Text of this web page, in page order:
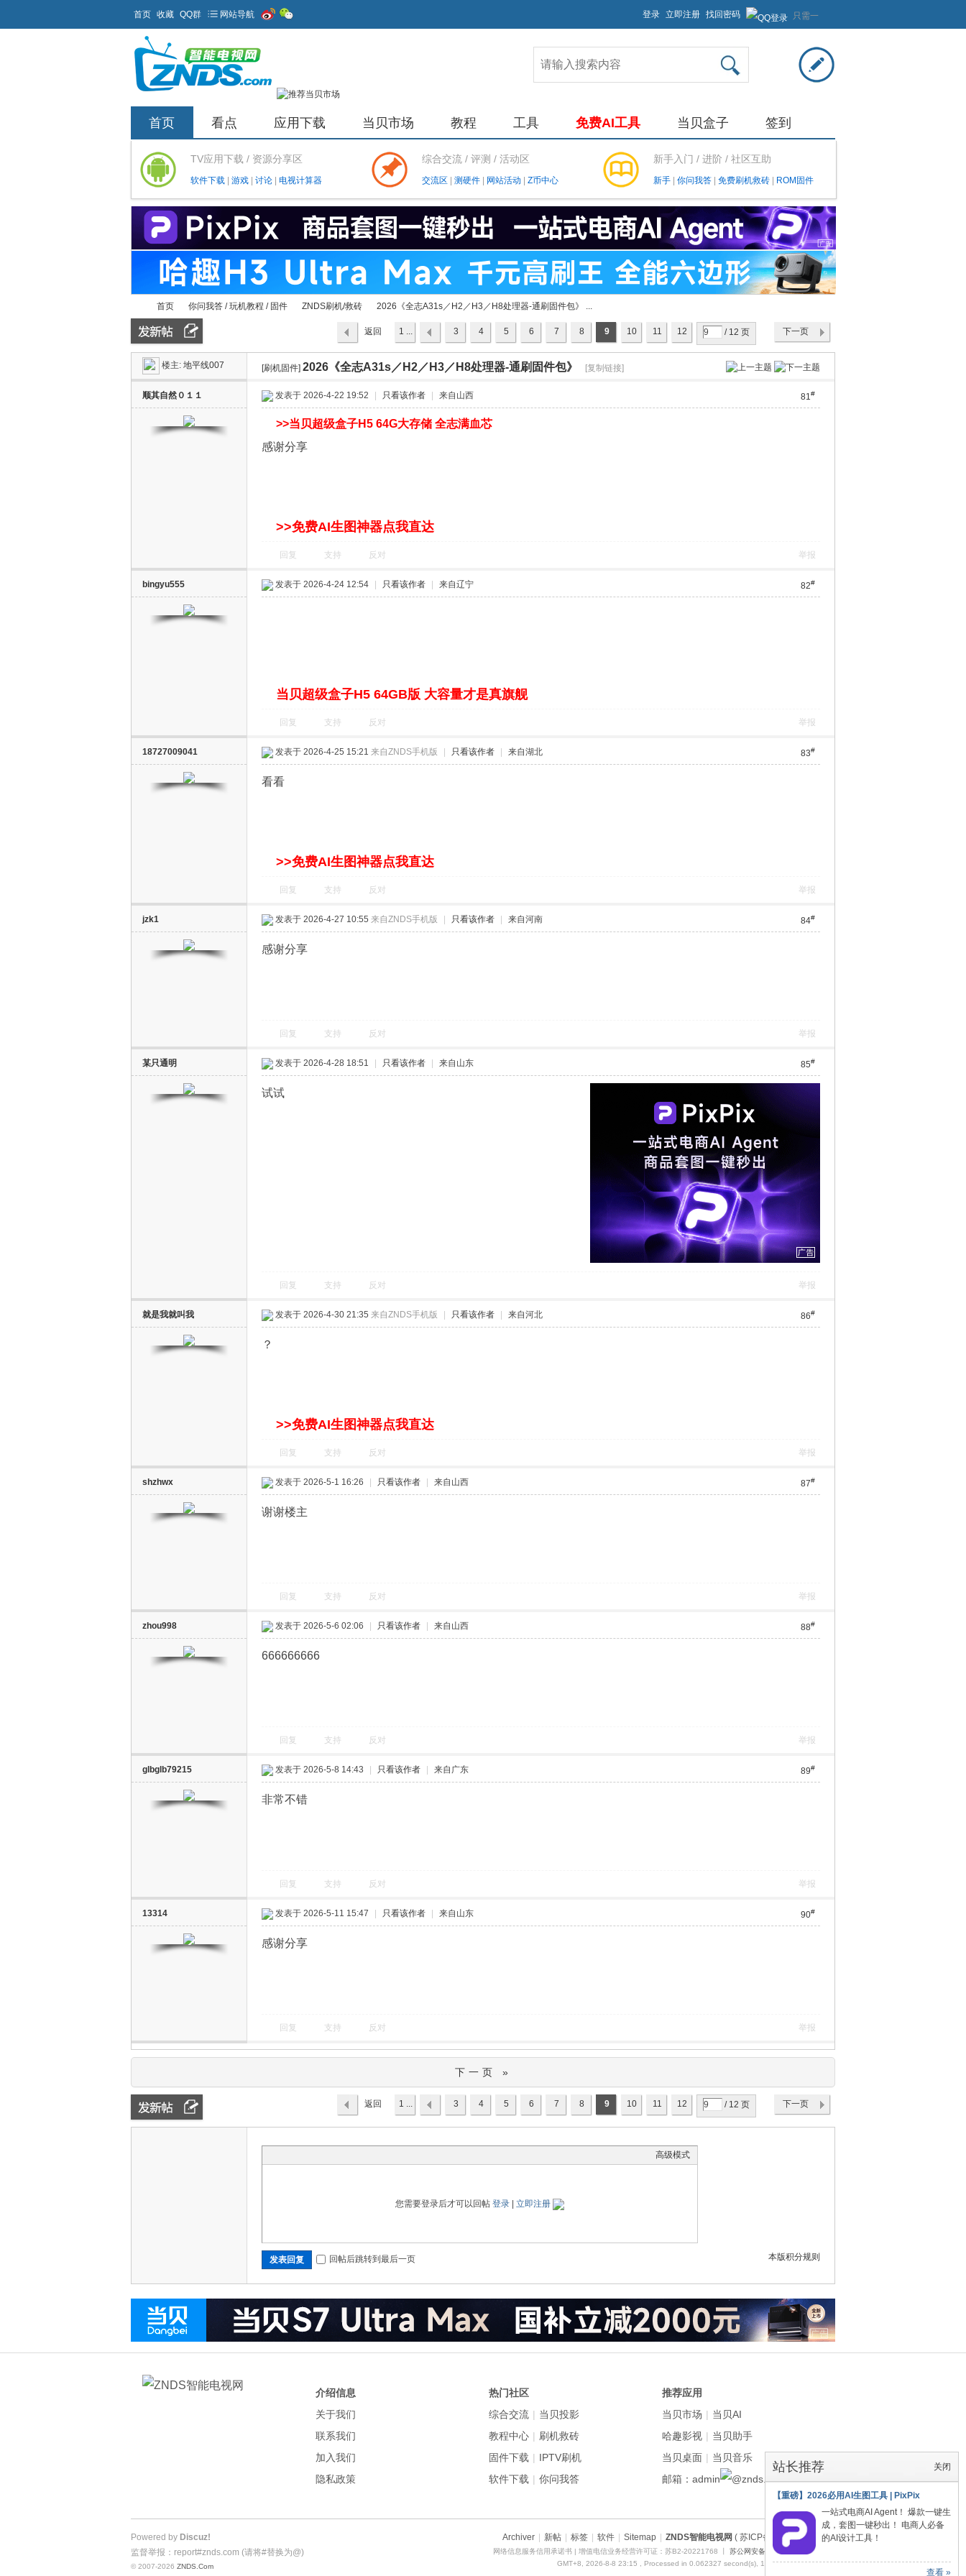
首页 收藏 QQ群 网站导航 只需一
步，快
速开始
登录 立即注册 找回密码
首页 看点 应用下载 当贝市场 教程 工具 免费AI工具 当贝盒子 签到
TV应用下载 / 资源分享区
软件下载 游戏 讨论 电视计算器
综合交流 / 评测 / 活动区
交流区 测硬件 网站活动 Z币中心
新手入门 / 进阶 / 社区互助
新手 你问我答 免费刷机救砖 ROM固件
»
首页
›
你问我答 / 玩机教程 / 固件
›
ZNDS刷机/救砖
›
2026《全志A31s／H2／H3／H8处理器-通刷固件包》 ...
1 ... 3 4 5 6 7 8 9 10 11 12 / 12 页 下一页
返回
列表
楼主: 地平线007 [刷机固件] 2026《全志A31s／H2／H3／H8处理器-通刷固件包》 [复制链接]
顺其自然０１１ 81#
发表于 2026-4-22 19:52 只看该作者 来自山西
>>当贝超级盒子H5 64G大存储 全志满血芯
感谢分享
>>免费AI生图神器点我直达
回复 支持 反对 举报
bingyu555 82#
发表于 2026-4-24 12:54 只看该作者 来自辽宁
当贝超级盒子H5 64GB版 大容量才是真旗舰
回复 支持 反对 举报
18727009041 83#
发表于 2026-4-25 15:21 来自ZNDS手机版 只看该作者 来自湖北
看看
>>免费AI生图神器点我直达
回复 支持 反对 举报
jzk1 84#
发表于 2026-4-27 10:55 来自ZNDS手机版 只看该作者 来自河南
感谢分享
回复 支持 反对 举报
某只通明 85#
发表于 2026-4-28 18:51 只看该作者 来自山东
试试
回复 支持 反对 举报
就是我就叫我 86#
发表于 2026-4-30 21:35 来自ZNDS手机版 只看该作者 来自河北
？
>>免费AI生图神器点我直达
回复 支持 反对 举报
shzhwx 87#
发表于 2026-5-1 16:26 只看该作者 来自山西
谢谢楼主
回复 支持 反对 举报
zhou998 88#
发表于 2026-5-6 02:06 只看该作者 来自山西
666666666
回复 支持 反对 举报
glbglb79215 89#
发表于 2026-5-8 14:43 只看该作者 来自广东
非常不错
回复 支持 反对 举报
13314 90#
发表于 2026-5-11 15:47 只看该作者 来自山东
感谢分享
回复 支持 反对 举报
下一页 »
1 ... 3 4 5 6 7 8 9 10 11 12 / 12 页 下一页
返回
高级模式
您需要登录后才可以回帖 登录 立即注册
本版积分规则
发表回复 回帖后跳转到最后一页
关闭
站长推荐
【重磅】2026必用AI生图工具 | PixPix
一站式电商AI Agent！ 爆款一键生
成，套图一键秒出！ 电商人必备
的AI设计工具！
查看 »
推荐应用
当贝市场 | 当贝AI
哈趣影视 | 当贝助手
当贝桌面 | 当贝音乐
邮箱：admin
znds.com
热门社区
综合交流 | 当贝投影
教程中心 | 刷机救砖
固件下载 | IPTV刷机
软件下载 | 你问我答
介绍信息
关于我们
联系我们
加入我们
隐私政策
Archiver 新帖 标签 软件 Sitemap ZNDS智能电视网 ( 苏ICP备2023012627号 )
网络信息服务信用承诺书 | 增值电信业务经营许可证：苏B2-20221768 丨 苏公网安备 32011402011373号
GMT+8, 2026-8-8 23:15 , Processed in 0.062327 second(s), 10 queries , Redis On.
Powered by Discuz!
监督举报：report#znds.com (请将#替换为@)
© 2007-2026 ZNDS.Com